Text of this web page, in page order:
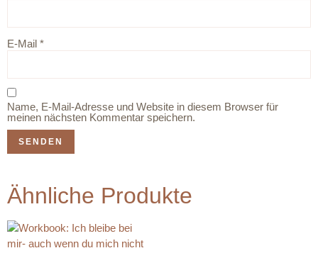
E-Mail *
Name, E-Mail-Adresse und Website in diesem Browser für
meinen nächsten Kommentar speichern.
Ähnliche Produkte